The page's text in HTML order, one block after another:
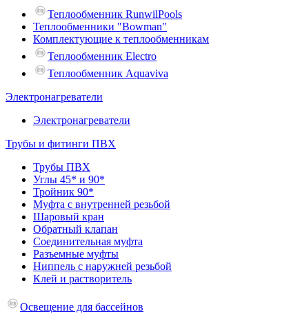
Теплообменник RunwilPools
Теплообменники "Bowman"
Комплектующие к теплообменникам
Теплообменник Electro
Теплообменник Aquaviva
Электронагреватели
Электронагреватели
Трубы и фитинги ПВХ
Трубы ПВХ
Углы 45* и 90*
Тройник 90*
Муфта с внутренней резьбой
Шаровый кран
Обратный клапан
Соединительная муфта
Разъемные муфты
Ниппель с наружней резьбой
Клей и растворитель
Освещение для бассейнов